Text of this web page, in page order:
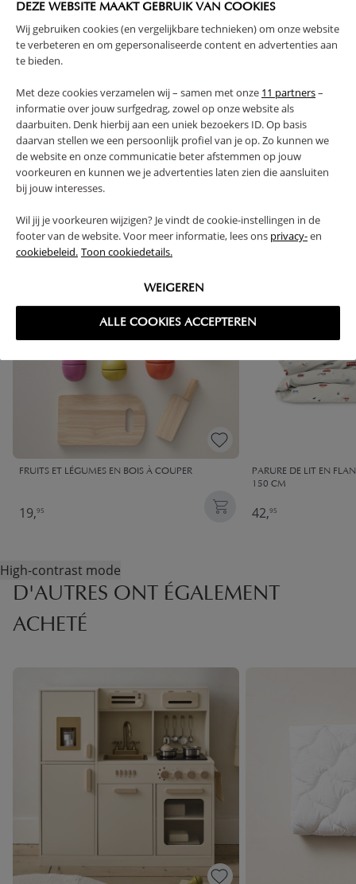
DEZE WEBSITE MAAKT GEBRUIK VAN COOKIES
Wij gebruiken cookies (en vergelijkbare technieken) om onze website
te verbeteren en om gepersonaliseerde content en advertenties aan
te bieden.
Met deze cookies verzamelen wij – samen met onze 11 partners–
informatie over jouw surfgedrag, zowel op onze website als
daarbuiten. Denk hierbij aan een uniek bezoekers ID. Op basis
daarvan stellen we een persoonlijk profiel van je op. Zo kunnen we
de website en onze communicatie beter afstemmen op jouw
voorkeuren en kunnen we je advertenties laten zien die aansluiten
bij jouw interesses.
Wil jij je voorkeuren wijzigen? Je vindt de cookie-instellingen in de
footer van de website. Voor meer informatie, lees ons privacy-en
cookiebeleid. Toon cookiedetails.
WEIGEREN
ALLE COOKIES ACCEPTEREN
FAQ
High-contrast mode
SOUVENT ACHETÉS ENSEMBLE
FRUITS ET LÉGUMES EN BOIS À COUPER
19,95
PARURE DE LIT EN
150 CM
42,95
High-contrast mode
D'AUTRES ONT ÉGALEMENT
ACHETÉ